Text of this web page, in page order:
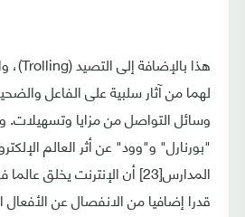
لهما من آثار سلبية على الفاعل
وسائل التواصل من مزايا
"بورنارل" و"وود" عن أثر العالم
المدارس[23] أن الإنترنت يخلق
قدرا إضافيا من الانفصال عن الأفعال